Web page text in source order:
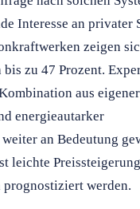
Interesse an privater
zeigen
bis zu 47 Prozent.
aus eigener
energieautarker
an Bedeutung
leichte
prognostiziert werden.